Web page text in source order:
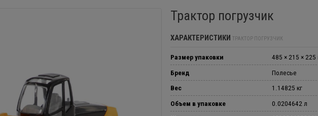
Трактор погрузчик
ХАРАКТЕРИСТИКИ ТРАКТОР ПОГРУЗЧИК
Размер упаковки
485 × 215 ×
Бренд
Полесье
Вес
1.14825 кг
Объем в упаковке
0.0204642 л